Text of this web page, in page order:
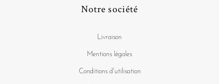
Notre société
Livraison
Mentions légales
Conditions d'utilisation